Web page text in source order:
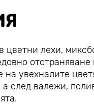
цветни лехи,
отстраняване
увехналите
след валежи,